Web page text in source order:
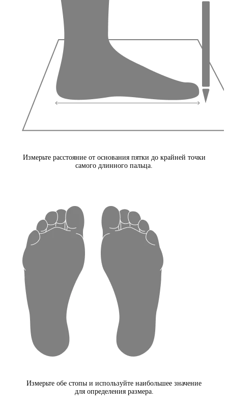
Измерьте расстояние от основания пятки до крайней точки
самого длинного пальца.
Измерьте обе стопы и используйте наибольшее значение
для определения размера.